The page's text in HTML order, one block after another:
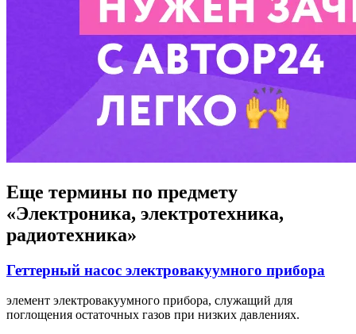
Еще термины по предмету
«Электроника, электротехника,
радиотехника»
Геттерный насос электровакуумного прибора
элемент электровакуумного прибора, служащий для
поглощения остаточных газов при низких давлениях.